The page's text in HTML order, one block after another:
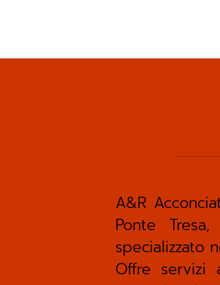
A&R
Ponte
specializzato
Offre servizi